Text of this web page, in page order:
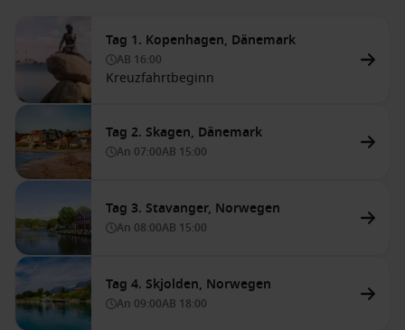
Tag 1. Kopenhagen, Dänemark
AB 16:00
Kreuzfahrtbeginn
Tag 2. Skagen, Dänemark
An 07:00AB 15:00
Tag 3. Stavanger, Norwegen
An 08:00AB 15:00
Tag 4. Skjolden, Norwegen
An 09:00AB 18:00